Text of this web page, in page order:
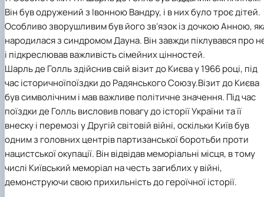
Він був одружений з Івонною Вандру, і в них було троє дітей.
Особливо зворушливим був його зв’язок із дочкою Анною,
народилася з синдромом Дауна. Він завжди піклувався про
і підкреслював важливість сімейних цінностей.
Шарль де Голль здійснив свій візит до Києва у 1966 році, під
час історичноїпоїздки до Радянського Союзу.Візит до Києва
був символічним і мав важливе політичне значення. Під час
поїздки де Голль висловив повагу до історії України та її
внеску і перемозі у Другій світовій війні, оскільки Київ був
одним з головних центрів партизанської боротьби проти
нацистської окупації. Він відвідав меморіальні місця, в тому
числі Київський меморіал на честь загиблих у війні,
демонструючи свою прихильність до героїчної історії.